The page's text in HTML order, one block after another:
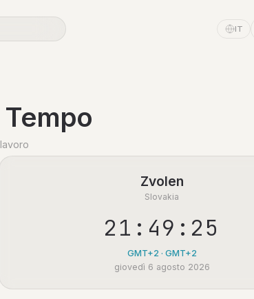
IT
Zvolen
Slovakia
21:49:26
GMT+2 · GMT+2
giovedì 6 agosto 2026